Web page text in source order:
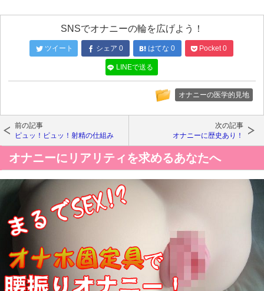
SNSでオナニーの輪を広げよう！
ツイート シェア 0 はてな 0 Pocket 0
LINEで送る
オナニーの医学的見地
前の記事
ピュッ！ピュッ！射精の仕組み
次の記事
オナニーに歴史あり！
オナニーにリアリティを求めるあなたへ